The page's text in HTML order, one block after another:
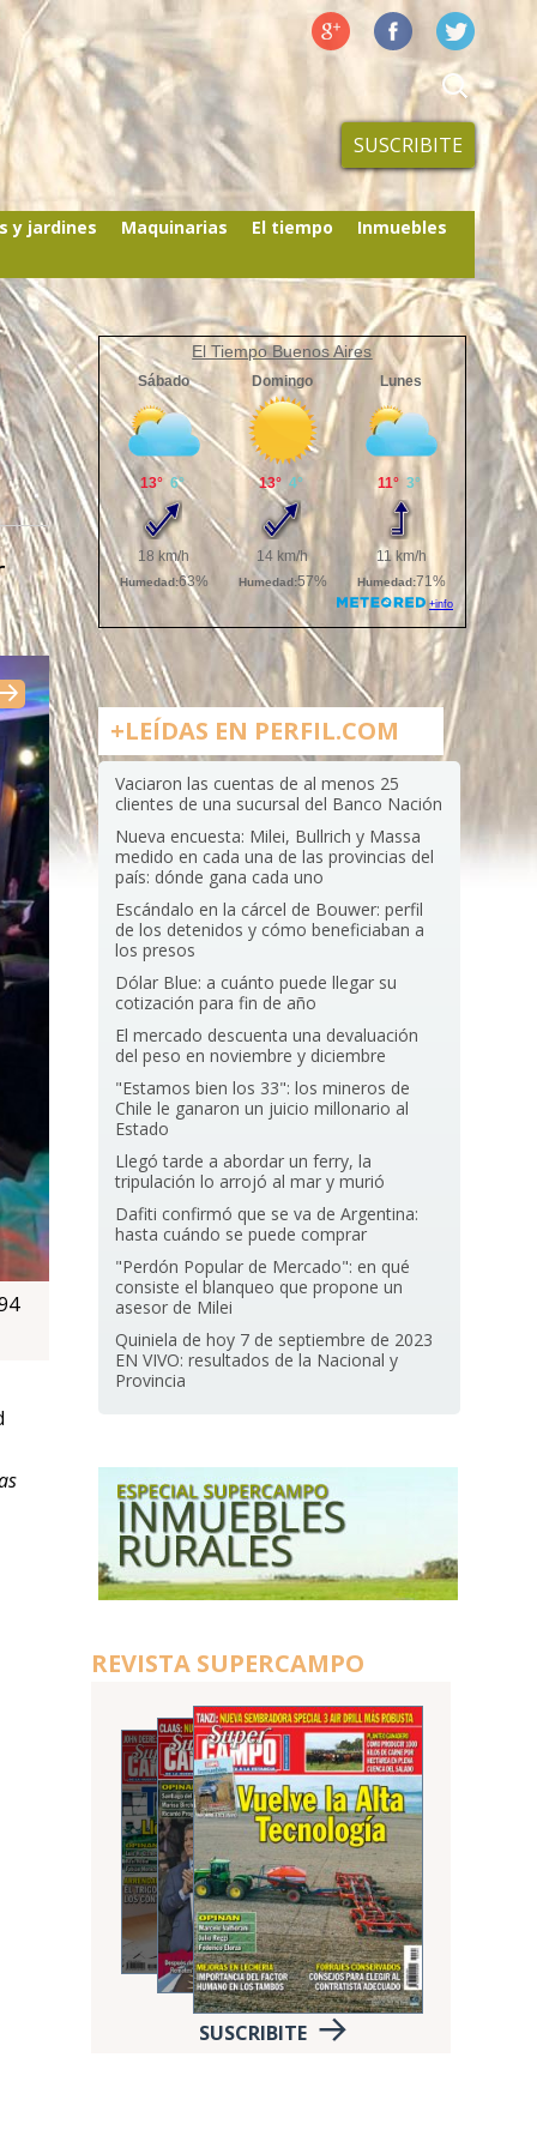
SUSCRIBITE
y jardines Maquinarias El tiempo Inmuebles
El Tiempo Buenos Aires
+LEÍDAS EN PERFIL.COM
Vaciaron las cuentas de al menos 25
clientes de una sucursal del Banco Nación
Nueva encuesta: Milei, Bullrich y Massa
medido en cada una de las provincias del
país: dónde gana cada uno
Escándalo en la cárcel de Bouwer: perfil
de los detenidos y cómo beneficiaban a
los presos
Dólar Blue: a cuánto puede llegar su
cotización para fin de año
El mercado descuenta una devaluación
del peso en noviembre y diciembre
"Estamos bien los 33": los mineros de
Chile le ganaron un juicio millonario al
Estado
Llegó tarde a abordar un ferry, la
tripulación lo arrojó al mar y murió
Dafiti confirmó que se va de Argentina:
hasta cuándo se puede comprar
"Perdón Popular de Mercado": en qué
consiste el blanqueo que propone un
asesor de Milei
Quiniela de hoy 7 de septiembre de 2023
EN VIVO: resultados de la Nacional y
Provincia
REVISTA SUPERCAMPO
SUSCRIBITE